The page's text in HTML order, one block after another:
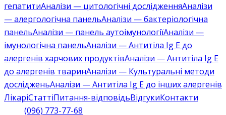
гепатитиАналізи — цитологічні дослідженняАналізи
— алергологічна панельАналізи — бактеріологічна
панельАналізи — панель аутоімунологіїАналізи —
імунологічна панельАналізи — Антитіла Ig E до
алергенів харчових продуктівАналізи — Антитіла Ig E
до алергенів тваринАналізи — Культуральні методи
дослідженьАналізи — Антитіла Ig E до інших алергенів
ЛікаріСтаттіПитання-відповідьВідгукиКонтакти
(096) 773-77-68